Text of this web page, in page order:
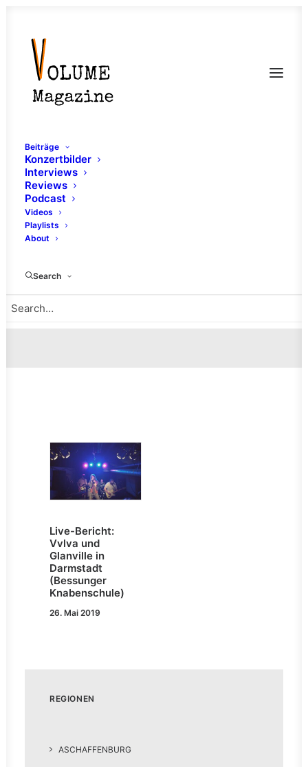
Beiträge
Konzertbilder
Interviews
Reviews
Podcast
Videos
Playlists
About
Search
Live-Bericht:
Vvlva und
Glanville in
Darmstadt
(Bessunger
Knabenschule)
26. Mai 2019
REGIONEN
ASCHAFFENBURG